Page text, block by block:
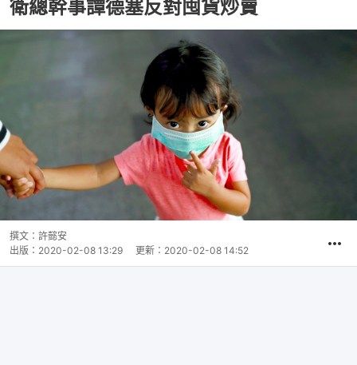
衛總幹事譚德塞反對囤貨炒賣
撰文： 許懿安
出版： 2020-02-08 13:29 更新： 2020-02-08 14:52